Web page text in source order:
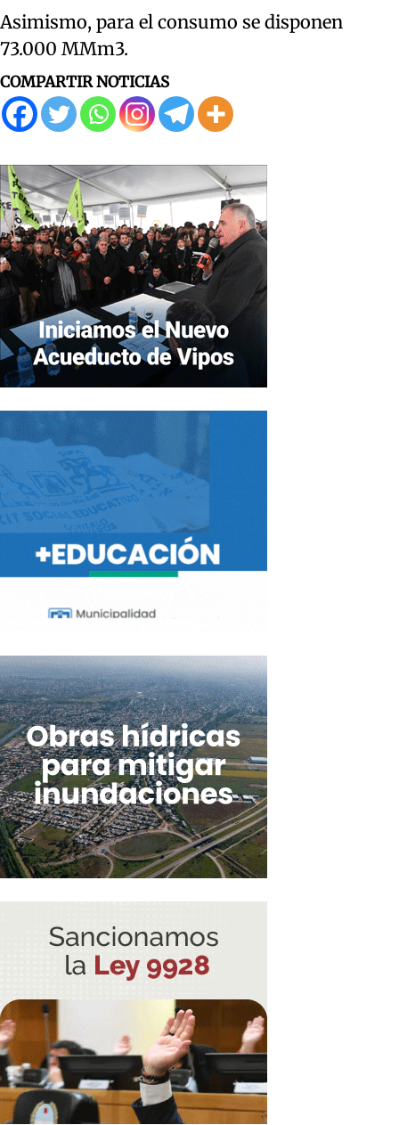
Asimismo, para el consumo se disponen
73.000 MMm3.
COMPARTIR NOTICIAS